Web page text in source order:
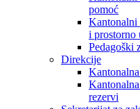
pomoć
Kantonalni
i prostorno
Pedagoški
Direkcije
rezervi